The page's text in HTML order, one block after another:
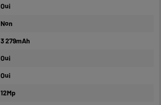
Oui
Non
3 279mAh
Oui
Oui
12Mp